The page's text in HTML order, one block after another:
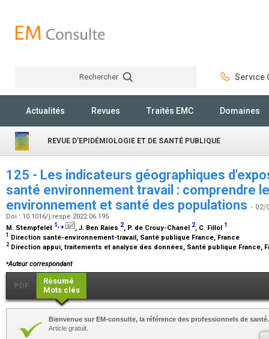
Rechercher Service
Actualités Revues Traités EMC Domaines
REVUE D'EPIDÉMIOLOGIE ET DE SANTÉ PUBLIQUE
125 - Les indicateurs géographiques
santé environnement travail : comprendre
environnement et santé des populations - 02/
Doi : 10.1016/j.respe.2022.06.195
M. Stempfelet 1,⁎ , J. Ben Raies 2, P. de Crouy-Chanel 2, C. Fillol 1
1 Direction santé-environnement-travail, Santé publique France, France
2 Direction appui, traitements et analyse des données, Santé publique France,
⁎Auteur correspondant
PDF
Résumé
Mots clés
Bienvenue sur EM-consulte, la référence des professionnels de santé.
Article gratuit.